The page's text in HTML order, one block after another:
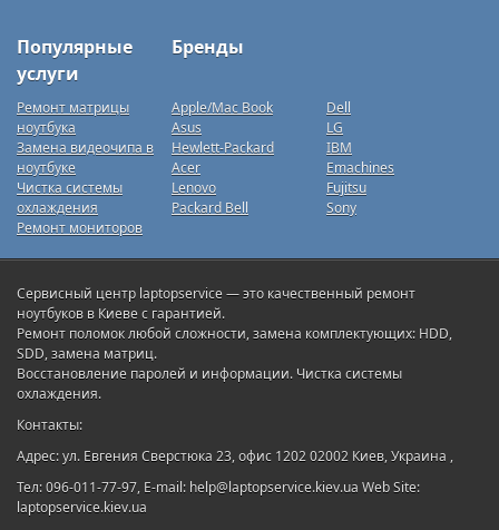
Популярные
услуги
Бренды
Ремонт матрицы
ноутбука
Замена видеочипа в
ноутбуке
Чистка системы
охлаждения
Ремонт мониторов
Apple/Mac Book
Asus
Hewlett-Packard
Acer
Lenovo
Packard Bell
Dell
LG
IBM
Emachines
Fujitsu
Sony
Сервисный центр laptopservice — это качественный ремонт
ноутбуков в Киеве с гарантией.
Ремонт поломок любой сложности, замена комплектующих: HDD,
SDD, замена матриц.
Восстановление паролей и информации. Чистка системы
охлаждения.
Контакты:
Адрес: ул. Евгения Сверстюка 23, офис 1202 02002 Киев, Украина ,
Тел: 096-011-77-97, E-mail: help@laptopservice.kiev.ua Web Site:
laptopservice.kiev.ua